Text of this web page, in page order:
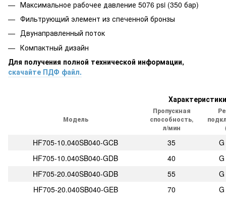
Максимальное рабочее давление 5076 psi (350 бар)
Фильтрующий элемент из спеченной бронзы
Двунаправленный поток
Компактный дизайн
Для получения полной технической информации,
скачайте ПДФ файл.
Характеристики
Модель
Пропускная
способность,
л/мин
HF705-10.040SB040-GCB 35
HF705-10.040SB040-GDB
40
HF705-20.040SB040-GDB
55
HF705-20.040SB040-GEB
70